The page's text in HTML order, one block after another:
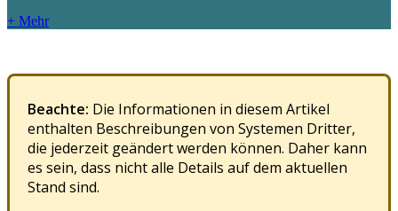
+ Mehr
Beachte: Die Informationen in diesem Artikel
enthalten Beschreibungen von Systemen Dritter,
die jederzeit geändertwerden können. Daher kann
es sein, dass nichtalle Details aufdem aktuellen
Stand sind.